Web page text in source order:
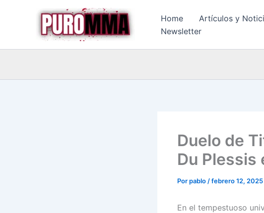
Home Artículos y
Newsletter
Duelo de
Du Plessis
Porpablo /febrero 12, 2025
En el tempestuoso